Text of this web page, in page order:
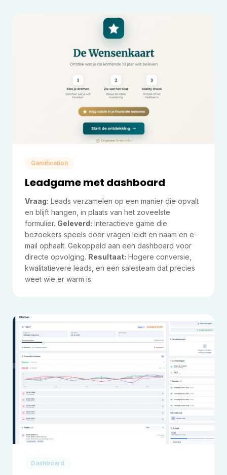
Gamification
Leadgame met dashboard
Vraag: Leads verzamelen op een manier die opvalt
en blijft hangen, in plaats van het zoveelste
formulier. Geleverd: Interactieve game die
bezoekers speels door vragen leidt en naam en e-
mail ophaalt. Gekoppeld aan een dashboard voor
directe opvolging. Resultaat: Hogere conversie,
kwalitatievere leads, en een salesteam dat precies
weet wie er warm is.
Dashboard